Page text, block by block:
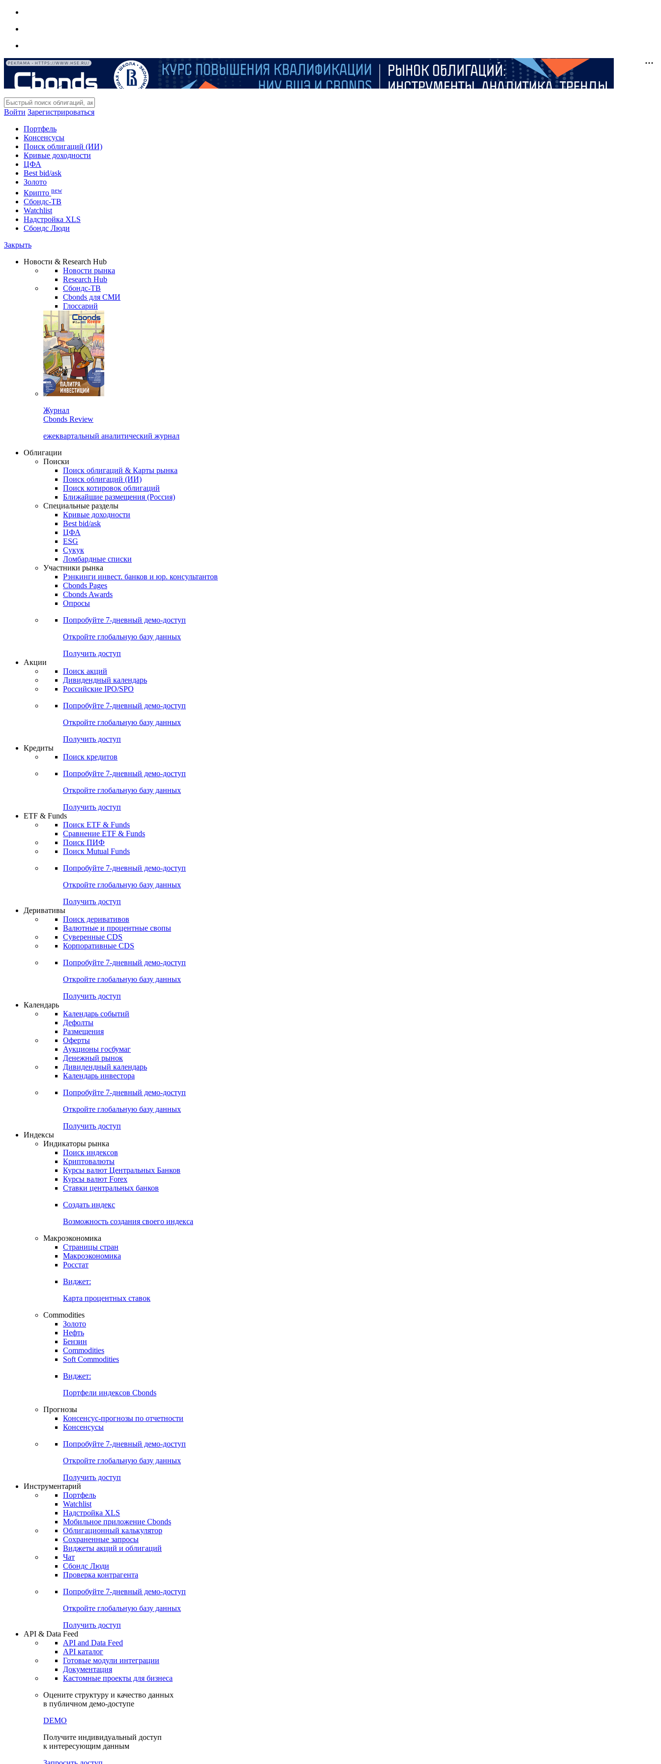
РЕКЛАМА • HTTPS://WWW.HSE.RU/
Войти Зарегистрироваться
Портфель
Консенсусы
Поиск облигаций (ИИ)
Кривые доходности
ЦФА
Best bid/ask
Золото
Крипто new
Сбондс-ТВ
Watchlist
Надстройка XLS
Сбондс Люди
Закрыть
Новости & Research Hub
Новости рынка
Research Hub
Сбондс-ТВ
Cbonds для СМИ
Глоссарий
Журнал
Cbonds Review
ежеквартальный аналитический журнал
Облигации
Поиски
Поиск облигаций & Карты рынка
Поиск облигаций (ИИ)
Поиск котировок облигаций
Ближайшие размещения (Россия)
Специальные разделы
Кривые доходности
Best bid/ask
ЦФА
ESG
Сукук
Ломбардные списки
Участники рынка
Рэнкинги инвест. банков и юр. консультантов
Cbonds Pages
Cbonds Awards
Опросы
Попробуйте 7-дневный демо-доступ
Откройте глобальную базу данных
Получить доступ
Акции
Поиск акций
Дивидендный календарь
Российские IPO/SPO
Попробуйте 7-дневный демо-доступ
Откройте глобальную базу данных
Получить доступ
Кредиты
Поиск кредитов
Попробуйте 7-дневный демо-доступ
Откройте глобальную базу данных
Получить доступ
ETF & Funds
Поиск ETF & Funds
Сравнение ETF & Funds
Поиск ПИФ
Поиск Mutual Funds
Попробуйте 7-дневный демо-доступ
Откройте глобальную базу данных
Получить доступ
Деривативы
Поиск деривативов
Валютные и процентные свопы
Суверенные CDS
Корпоративные CDS
Попробуйте 7-дневный демо-доступ
Откройте глобальную базу данных
Получить доступ
Календарь
Календарь событий
Дефолты
Размещения
Оферты
Аукционы госбумаг
Денежный рынок
Дивидендный календарь
Календарь инвестора
Попробуйте 7-дневный демо-доступ
Откройте глобальную базу данных
Получить доступ
Индексы
Индикаторы рынка
Поиск индексов
Криптовалюты
Курсы валют Центральных Банков
Курсы валют Forex
Ставки центральных банков
Создать индекс
Возможность создания своего индекса
Макроэкономика
Страницы стран
Макроэкономика
Росстат
Виджет:
Карта процентных ставок
Commodities
Золото
Нефть
Бензин
Commodities
Soft Commodities
Виджет:
Портфели индексов Cbonds
Прогнозы
Консенсус-прогнозы по отчетности
Консенсусы
Попробуйте 7-дневный демо-доступ
Откройте глобальную базу данных
Получить доступ
Инструментарий
Портфель
Watchlist
Надстройка XLS
Мобильное приложение Cbonds
Облигационный калькулятор
Сохраненные запросы
Виджеты акций и облигаций
Чат
Сбондс Люди
Проверка контрагента
Попробуйте 7-дневный демо-доступ
Откройте глобальную базу данных
Получить доступ
API & Data Feed
API and Data Feed
API каталог
Готовые модули интеграции
Документация
Кастомные проекты для бизнеса
Оцените структуру и качество данных
в публичном демо-доступе
DEMO
Получите индивидуальный доступ
к интересующим данным